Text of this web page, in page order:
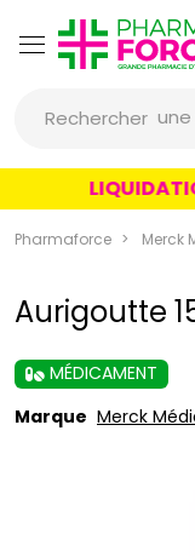
Rechercher
un
Pharmaforce Merck
Aurigoutte
MÉDICAMENT
Marque Merck